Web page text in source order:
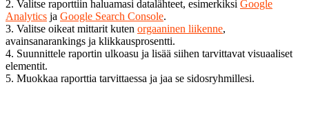
2. Valitse raporttiin haluamasi datalähteet, esimerkiksi Google
Analytics ja Google Search Console.
3. Valitse oikeat mittarit kuten orgaaninen liikenne,
avainsanarankings ja klikkausprosentti.
4. Suunnittele raportin ulkoasu ja lisää siihen tarvittavat visuaaliset
elementit.
5. Muokkaa raporttia tarvittaessa ja jaa se sidosryhmillesi.